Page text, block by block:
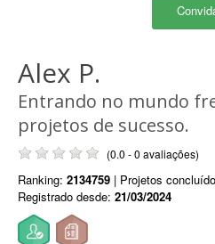
Alex P.
Entrando no mundo
projetos de sucesso.
(0.0 - 0 avaliações)
Ranking: 2134759 | Projetos
Registrado desde: 21/03/2024